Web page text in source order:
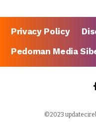
Privacy Policy
Pedoman Media
©2023